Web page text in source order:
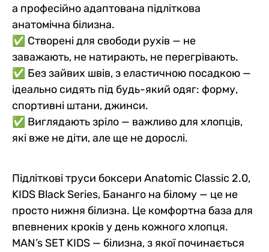
а професійно адаптована підліткова
анатомічна білизна.
✅ Створені для свободи рухів — не
заважають, не натирають, не перегрівають.
✅ Без зайвих швів, з еластичною посадкою —
ідеально сидять під будь-який одяг: форму,
спортивні штани, джинси.
✅ Виглядають зріло — важливо для хлопців,
які вже не діти, але ще не дорослі.
Підліткові труси боксери Anatomic Classic 2.0,
KIDS Black Series, Бананго на білому — це не
просто нижня білизна. Це комфортна база для
впевнених кроків у день кожного хлопця.
MAN’s SET KIDS — білизна, з якої починається